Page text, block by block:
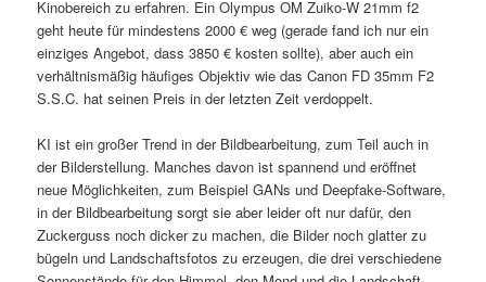
Kinobereich zu erfahren. Ein Olympus OM Zuiko-W 21mm f2
geht heute für mindestens 2000 € weg (gerade fand ich nur ein
einziges Angebot, dass 3850 € kosten sollte), aber auch ein
verhältnismäßig häufiges Objektiv wie das Canon FD 35mm F2
S.S.C. hat seinen Preis in der letzten Zeit verdoppelt.
KI ist ein großer Trend in der Bildbearbeitung, zum Teil auch in
der Bilderstellung. Manches davon ist spannend und eröffnet
neue Möglichkeiten, zum Beispiel GANs und Deepfake-Software,
in der Bildbearbeitung sorgt sie aber leider oft nur dafür, den
Zuckerguss noch dicker zu machen, die Bilder noch glatter zu
bügeln und Landschaftsfotos zu erzeugen, die drei verschiedene